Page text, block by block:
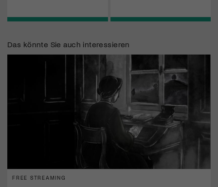
Das könnte Sie auch interessieren
FREE STREAMING